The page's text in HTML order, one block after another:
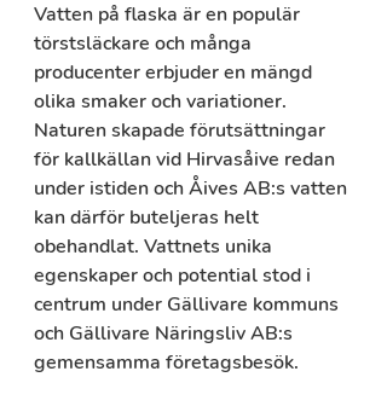
Vatten på flaska är en populär
törstsläckare och många
producenter erbjuder en mängd
olika smaker och variationer.
Naturen skapade förutsättningar
för kallkällan vid Hirvasåive redan
under istiden och Åives AB:s vatten
kan därför buteljeras helt
obehandlat. Vattnets unika
egenskaper och potential stod i
centrum under Gällivare kommuns
och Gällivare Näringsliv AB:s
gemensamma företagsbesök.